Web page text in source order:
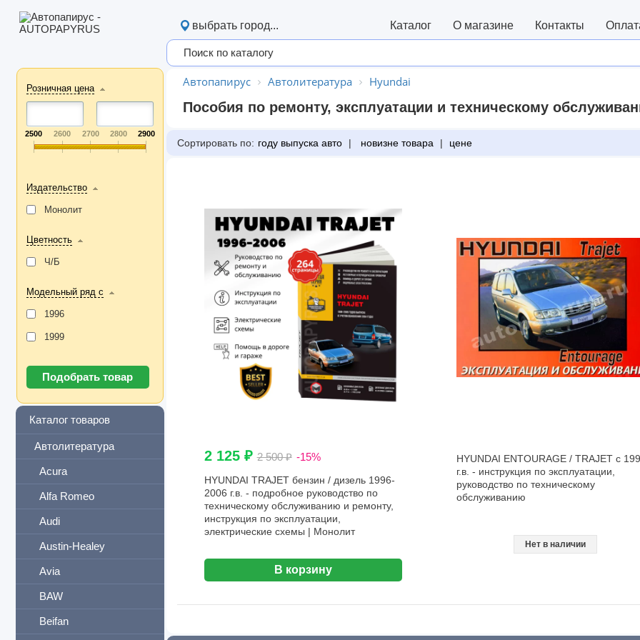
Розничная цена
2500 2600 2700 2800 2900
Издательство
Монолит
Цветность
Ч/Б
Модельный ряд с
1996
1999
Каталог товаров
Автолитература
Acura
Alfa Romeo
Audi
Austin-Healey
Avia
BAW
Beifan
выбрать город... Каталог О магазине Контакты
Автопапирус Автолитература Hyundai
Пособия по ремонту, эксплуатации и техническому
Сортировать по: году выпуска авто | новизне товара | цене
2 125 ₽2 500 ₽ -15%
HYUNDAI TRAJET бензин / дизель 1996-
2006 г.в. - подробное руководство по
техническому обслуживанию и ремонту,
инструкция по эксплуатации,
электрические схемы | Монолит
В корзину
HYUNDAI ENTOURAGE / TRAJET с
г.в. - инструкция по эксплуатации,
руководство по техническому
обслуживанию
Нет в наличии